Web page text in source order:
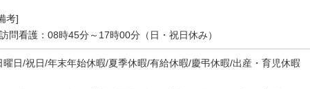
考]
問看護：08時45分～17時00分（日・祝日休み）
曜日/祝日/年末年始休暇/夏季休暇/有給休暇/慶弔休暇/出産・育児休暇